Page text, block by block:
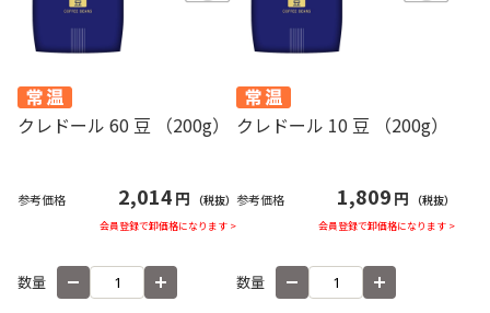
クレドール 60 豆 （200g）
参考価格 2,014 円 （税抜）
会員登録で卸価格になります >
数量
クレドール 10 豆 （200g）
参考価格 1,809 円 （税抜）
会員登録で卸価格になります >
数量